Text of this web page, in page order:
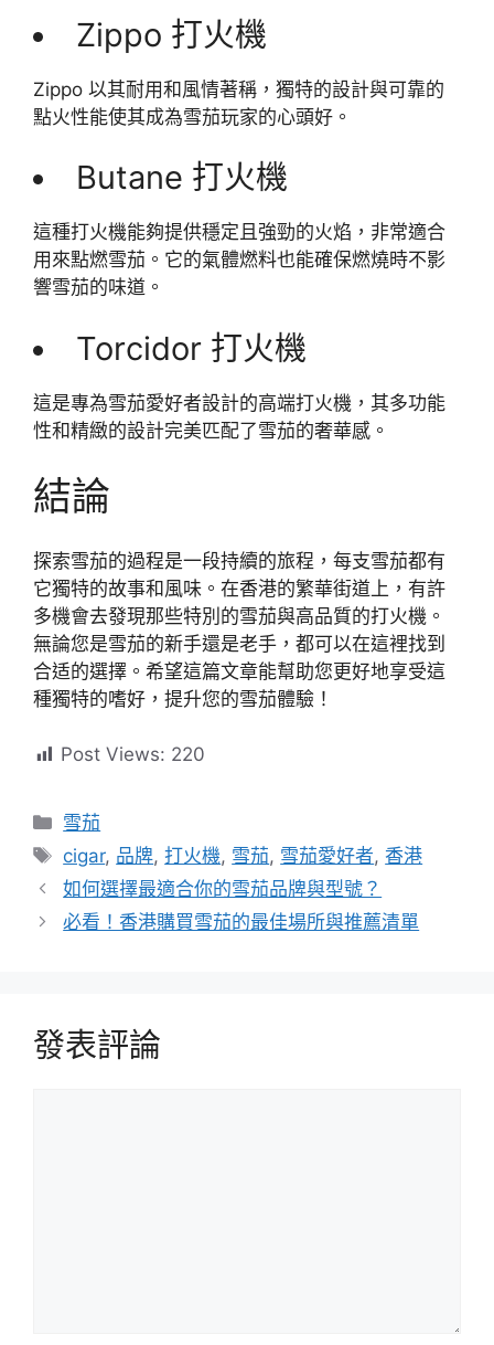
Zippo 打火機
Zippo 以其耐用和風情著稱，獨特的設計與可靠的
點火性能使其成為雪茄玩家的心頭好。
Butane 打火機
這種打火機能夠提供穩定且強勁的火焰，非常適合
用來點燃雪茄。它的氣體燃料也能確保燃燒時不影
響雪茄的味道。
Torcidor 打火機
這是專為雪茄愛好者設計的高端打火機，其多功能
性和精緻的設計完美匹配了雪茄的奢華感。
結論
探索雪茄的過程是一段持續的旅程，每支雪茄都有
它獨特的故事和風味。在香港的繁華街道上，有許
多機會去發現那些特別的雪茄與高品質的打火機。
無論您是雪茄的新手還是老手，都可以在這裡找到
合适的選擇。希望這篇文章能幫助您更好地享受這
種獨特的嗜好，提升您的雪茄體驗！
Post Views: 220
分
類
雪茄
標
籤
cigar, 品牌,打火機, 雪茄, 雪茄愛好者, 香港
如何選擇最適合你的雪茄品牌與型號？
必看！香港購買雪茄的最佳場所與推薦清單
發表評論